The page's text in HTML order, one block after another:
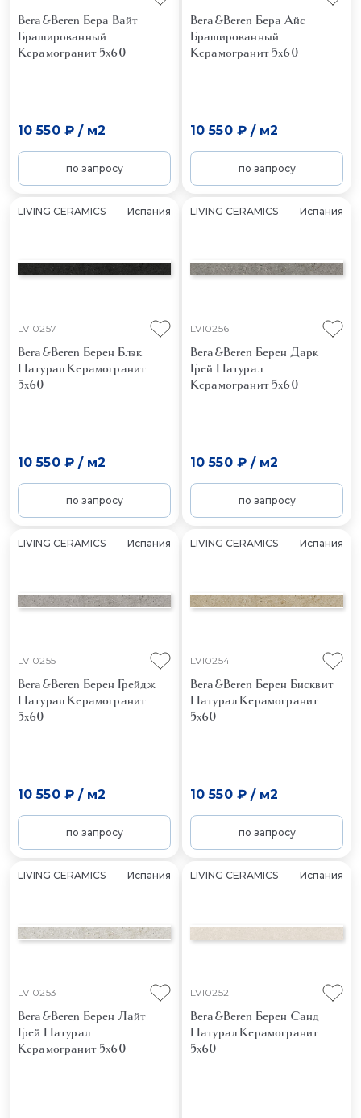
Bera&Beren Бера Вайт
Брашированный
Керамогранит 5x60
10 550 ₽/ м2
по запросу
Bera&Beren Бера Айс
Брашированный
Керамогранит 5x60
10 550 ₽/ м2
по запросу
LIVING CERAMICS Испания
LV10257
Bera&Beren Берен Блэк
Натурал Керамогранит
5x60
10 550 ₽/ м2
по запросу
LIVING CERAMICS Испания
LV10256
Bera&Beren Берен Дарк
Грей Натурал
Керамогранит 5x60
10 550 ₽/ м2
по запросу
LIVING CERAMICS Испания
LV10255
Bera&Beren Берен Грейдж
Натурал Керамогранит
5x60
10 550 ₽/ м2
по запросу
LIVING CERAMICS Испания
LV10254
Bera&Beren Берен Бисквит
Натурал Керамогранит
5x60
10 550 ₽/ м2
по запросу
LIVING CERAMICS Испания
LV10253
Bera&Beren Берен Лайт
Грей Натурал
Керамогранит 5x60
LIVING CERAMICS Испания
LV10252
Bera&Beren Берен Санд
Натурал Керамогранит
5x60